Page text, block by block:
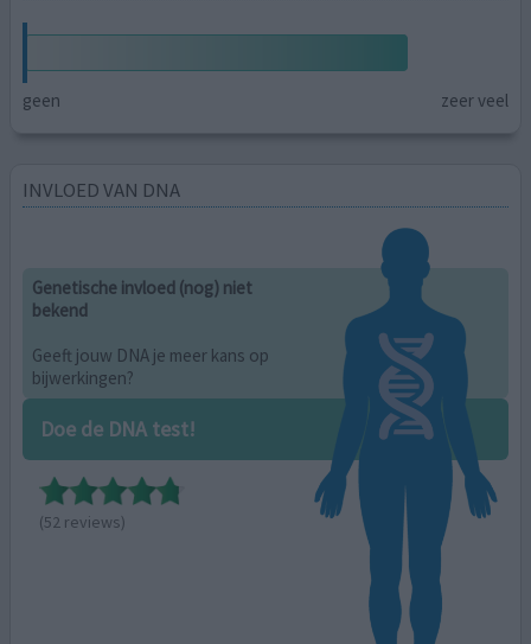
geen zeer veel
INVLOED VAN DNA
Genetische invloed (nog) niet
bekend
Geeft jouw DNA je meer kans op
bijwerkingen?
Doe de DNA test!
(52 reviews)